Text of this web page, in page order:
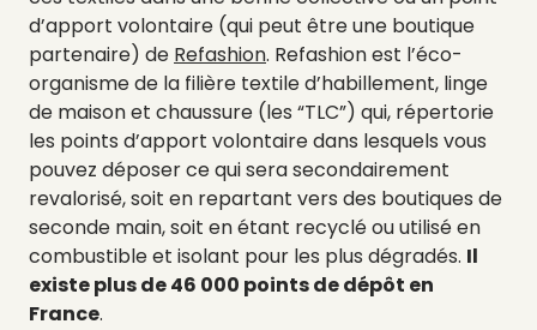
d’apport volontaire (qui peut être une boutique
partenaire) de Refashion. Refashion est l’éco-
organisme de la filière textile d’habillement, linge
de maison et chaussure (les “TLC”) qui, répertorie
les points d’apport volontaire dans lesquels vous
pouvez déposer ce qui sera secondairement
revalorisé, soit en repartant vers des boutiques de
seconde main, soit en étant recyclé ou utilisé en
combustible et isolant pour les plus dégradés. Il
existe plus de 46 000 points de dépôt en
France.